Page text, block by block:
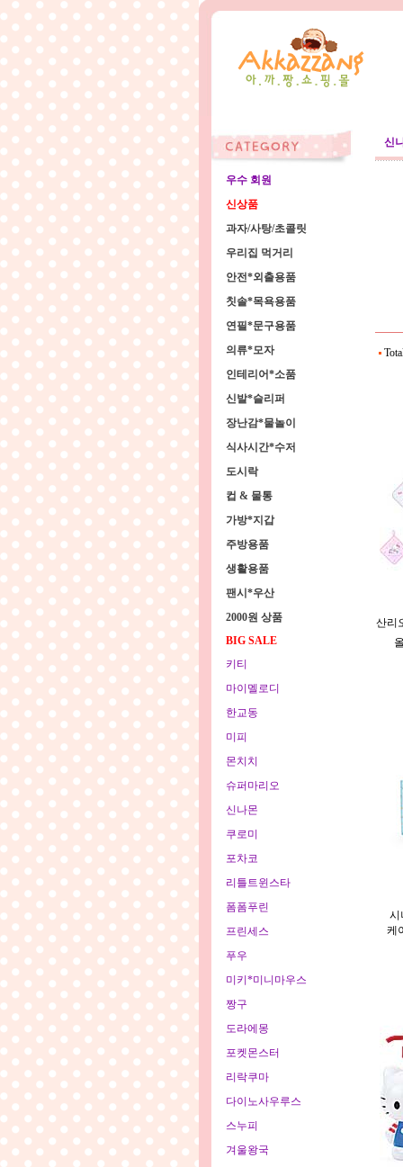
우수 회원
신상품
과자/사탕/초콜릿
우리집 먹거리
안전*외출용품
칫솔*목욕용품
연필*문구용품
의류*모자
인테리어*소품
신발*슬리퍼
장난감*물놀이
식사시간*수저
도시락
컵 & 물통
가방*지갑
주방용품
생활용품
팬시*우산
2000원 상품
BIG SALE
키티
마이멜로디
한교동
미피
몬치치
슈퍼마리오
신나몬
쿠로미
포차코
리틀트윈스타
폼폼푸린
프린세스
푸우
미키*미니마우스
짱구
도라에몽
포켓몬스터
리락쿠마
다이노사우루스
스누피
겨울왕국
신
산리
시
케